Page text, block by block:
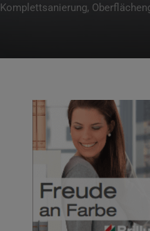
Komplettsanierung,